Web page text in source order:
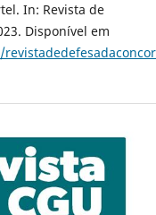
In: Revista de
Disponível em